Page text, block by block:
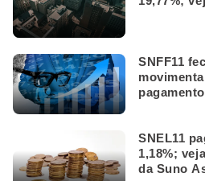
SNFF11
SNEL11
1,18%;
da Suno